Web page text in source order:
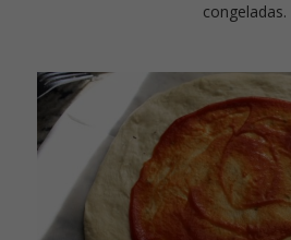
congeladas.